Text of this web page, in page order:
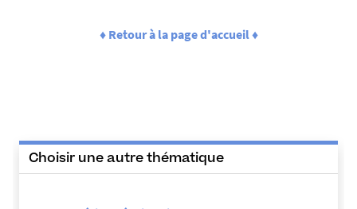
♦ Retour à la page d'accueil ♦
Choisir une autre thématique